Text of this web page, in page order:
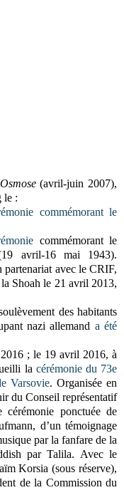
Osmose(avril-juin 2007),
le :
commémorant le
commémorant le
avril-16 mai 1943).
partenariat avec le CRIF,
Shoah le 21 avril 2013,
des habitants
nazi allemand a été
; le 19 avril 2016, à
la cérémonie du 73e
Varsovie. Organisée en
du Conseil représentatif
cérémonie ponctuée de
d’un témoignage
par la fanfare de la
par Talila. Avec le
Korsia (sous réserve),
de la Commission du